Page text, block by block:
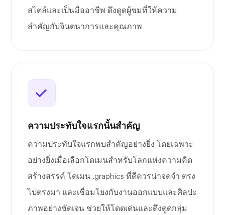
สไตล์และเป็นมืออาชีพ ดึงดูดผู้ชมที่ให้ความ
สำคัญกับจินตนาการและคุณภาพ
ความประทับใจแรกนั้นสำคัญ
ความประทับใจแรกพบสำคัญอย่างยิ่ง โดยเฉพาะ
อย่างยิ่งเมื่อเลือกโดเมนสำหรับโลกแห่งความคิด
สร้างสรรค์ โดเมน .graphics ที่ดีควรน่าจดจำ ตรง
ไปตรงมา และเชื่อมโยงกับงานออกแบบและศิลปะ
ภาพอย่างชัดเจน ช่วยให้โดดเด่นและดึงดูดกลุ่ม